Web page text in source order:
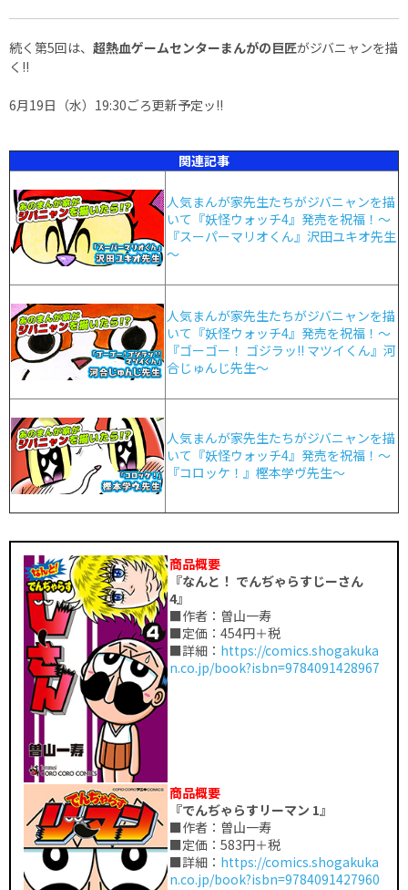
続く第5回は、 超熱血ゲームセンターまんがの巨匠がジバニャンを描
く!!
6月19日（水）19:30ごろ更新予定ッ!!
関連記事
人気まんが家先生たちがジバニャンを描
いて『妖怪ウォッチ4』発売を祝福！～
『スーパーマリオくん』沢田ユキオ先生
～
人気まんが家先生たちがジバニャンを描
いて『妖怪ウォッチ4』発売を祝福！～
『ゴーゴー！ ゴジラッ!! マツイくん』河
合じゅんじ先生～
人気まんが家先生たちがジバニャンを描
いて『妖怪ウォッチ4』発売を祝福！～
『コロッケ！』樫本学ヴ先生～
商品概要
『なんと！ でんぢゃらすじーさん
4』
■作者：曽山一寿
■定価：454円＋税
■詳細： https://comics.shogakuka
n.co.jp/book?isbn=9784091428967
商品概要
『でんぢゃらすリーマン 1』
■作者：曽山一寿
■定価：583円＋税
■詳細： https://comics.shogakuka
n.co.jp/book?isbn=9784091427960